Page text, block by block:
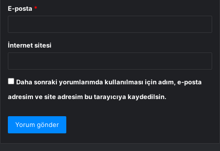
E-posta *
İnternet sitesi
Daha sonraki yorumlarımda kullanılması için adım, e-posta
adresim ve site adresim bu tarayıcıya kaydedilsin.